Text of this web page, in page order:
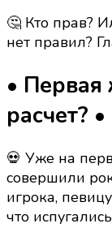
🤔 Кто прав?
нет правил?
•
расчет? •
💀 Уже на
совершили
игрока,
что